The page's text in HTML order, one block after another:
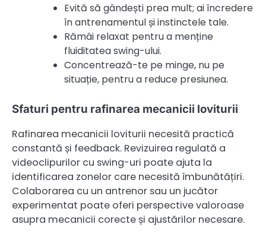
Evită să gândești prea mult; ai încredere
în antrenamentul și instinctele tale.
Rămâi relaxat pentru a menține
fluiditatea swing-ului.
Concentrează-te pe minge, nu pe
situație, pentru a reduce presiunea.
Sfaturi pentru rafinarea mecanicii loviturii
Rafinarea mecanicii loviturii necesită practică
constantă și feedback. Revizuirea regulată a
videoclipurilor cu swing-uri poate ajuta la
identificarea zonelor care necesită îmbunătățiri.
Colaborarea cu un antrenor sau un jucător
experimentat poate oferi perspective valoroase
asupra mecanicii corecte și ajustărilor necesare.